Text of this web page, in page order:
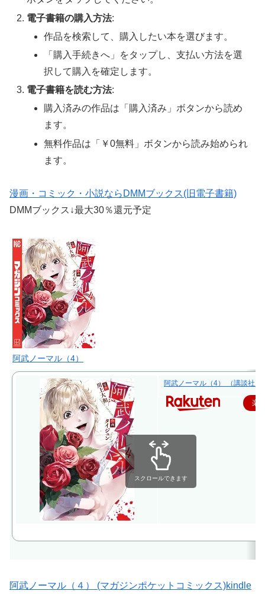
電子書籍の購入方法:
作品を検索して、購入したい本を選びます。
「購入手続きへ」をタップし、支払い方法を選
択して購入を確定します。
電子書籍を読む方法:
購入済みの作品は「購入済み」ボタンから読め
ます。
無料作品は「￥0無料」ボタンから読み始められ
ます。
漫画・コミック・小説ならDMMブックス(旧電子書籍)
DMMブックス↓最大30％還元予定
阿武ノーマル（4）
阿武ノーマル（4） （講談社コ
楽
スクロールできます
阿武ノーマル（４） (マガジンポケットコミックス)kindle